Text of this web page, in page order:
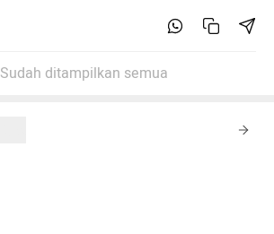
Sudah ditampilkan semua